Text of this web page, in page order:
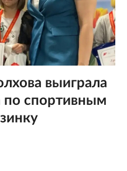
выиграла
по спортивным